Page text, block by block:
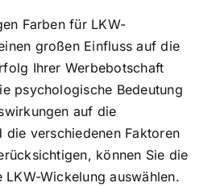
Farben für LKW-
großen Einfluss auf die
Ihrer Werbebotschaft
psychologische Bedeutung
auf die
die verschiedenen Faktoren
können Sie die
LKW-Wickelung auswählen.